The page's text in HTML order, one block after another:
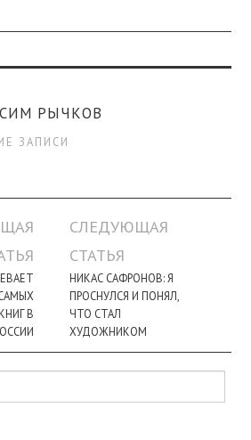
РЫЧКОВ
ЗАПИСИ
В
СЛЕДУЮЩАЯ
СТАТЬЯ
НИКАС САФРОНОВ: Я
ПРОСНУЛСЯ И ПОНЯЛ,
ЧТО СТАЛ
ХУДОЖНИКОМ